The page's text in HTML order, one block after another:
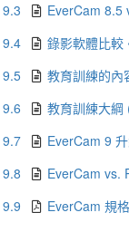
9.3
EverCam 8.5
9.4
錄影軟體比較
9.5
教育訓練的內
9.6
教育訓練大綱
9.7
EverCam 9
9.8
EverCam vs.
9.9
EverCam 規